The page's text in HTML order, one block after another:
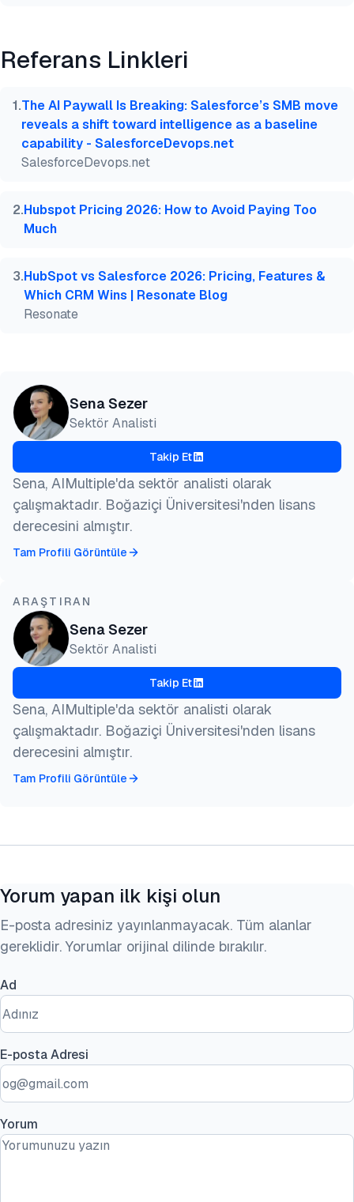
@misc{sezer2026,
title  = {{CRM Fiyatlandırması & Özellikler
  month  = apr,
howpublished    = {\url{https://aimultiple.com/
note   = {AIMultiple. Erişim tarihi: 26 Nisan
Referans Linkleri
1.The AI Paywall Is Breaking: Salesforce’s SMB move
reveals a shift toward intelligence as a baseline
capability - SalesforceDevops.net
SalesforceDevops.net
2.Hubspot Pricing 2026: How to Avoid Paying Too
Much
3.HubSpot vs Salesforce 2026: Pricing, Features &
Which CRM Wins | Resonate Blog
Resonate
Sena Sezer
Sektör Analisti
Takip Et
Sena, AIMultiple'da sektör analisti olarak
çalışmaktadır. Boğaziçi Üniversitesi'nden lisans
derecesini almıştır.
Tam Profili Görüntüle
ARAŞTIRAN
Sena Sezer
Sektör Analisti
Takip Et
Sena, AIMultiple'da sektör analisti olarak
çalışmaktadır. Boğaziçi Üniversitesi'nden lisans
derecesini almıştır.
Tam Profili Görüntüle
Yorum yapan ilk kişi olun
E-posta adresiniz yayınlanmayacak. Tüm alanlar
gereklidir. Yorumlar orijinal dilinde bırakılır.
Ad
E-posta Adresi
Yorum